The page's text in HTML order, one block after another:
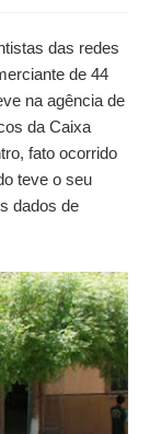
das redes
de 44
na agência de
da Caixa
fato ocorrido
teve o seu
dados de